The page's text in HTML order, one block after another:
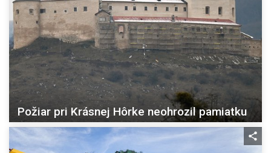
Požiar pri Krásnej Hôrke neohrozil pamiatku